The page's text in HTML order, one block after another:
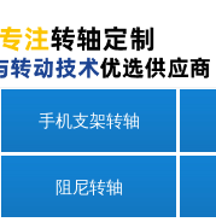
手机支架转轴
阻尼转轴